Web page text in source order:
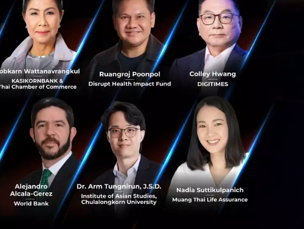
วตนให้แยบยลยิ่งขึ้น โดยพวกเขา
พื่อโอนเงินให้พวกเขา โดยหลอกให้
ะเป็นเพื่อน คู่ค้าที่รู้จัก รวมถึงการซื้อ
กให้เหยื่อหลงเชื่อและโอนเงิน
ยที่เกิดจากการหลอกลวงประเภทนี้คิด
มราว 4.6 พันล้านดอลลาร์สหรัฐ ใน
านั้น
เป็นอย่างมาก”อาเจย์ บัลลา ประธาน
ผู้เสียหายเหล่านี้สามารถผ่านเกณฑ์การ
ขาด้วยตัวเอง โดยที่มิจฉาชีพไม่จำเป็น
จจุบันเราใช้ชีวิตในสังคมบนโลกดิจิทัล
ามเชื่อมั่นของเหยื่อต่อการทำธุรกรรม
ความเชื่อมั่นของพวกเขา โดยใช้
กและตรวจจับการใช้จ่ายที่มีพิรุจ และ